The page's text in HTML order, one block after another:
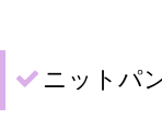
ニットパ